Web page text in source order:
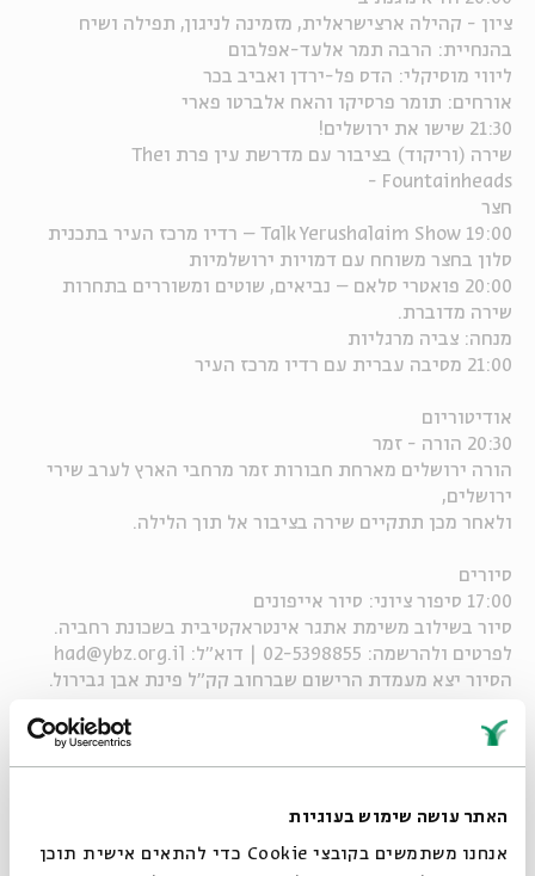
האתר עושה שימוש בעוגיות
אנחנו משתמשים בקובצי Cookie כדי להתאים אישית תוכן
ציון - קהילה ארצישראלית, מזמינה לניגון, תפילה ושיח
בהנחיית: הרבה תמר אלעד-אפלבום
ליווי מוסיקלי: הדס פל-ירדן ואביב בכר
אורחים: תומר פרסיקו והאח אלברטו פארי
21:30 שישו את ירושלים!
שירה (וריקוד) בציבור עם מדרשת עין פרת וThe
Fountainheads -
חצר
19:00 Talk Yerushalaim Show – רדיו מרכז העיר בתכנית
סלון בחצר משוחח עם דמויות ירושלמיות
20:00 פואטרי סלאם – נביאים, שוטים ומשוררים בתחרות
שירה מדוברת.
מנחה: צביה מרגליות
21:00 מסיבה עברית עם רדיו מרכז העיר
אודיטוריום
20:30 הורה - זמר
הורה ירושלים מארחת חבורות זמר מרחבי הארץ לערב שירי
ירושלים,
ולאחר מכן תתקיים שירה בציבור אל תוך הלילה.
סיורים
17:00 סיפור ציוני: סיור אייפונים
סיור בשילוב משימת אתגר אינטראקטיבית בשכונת רחביה.
לפרטים ולהרשמה: 02-5398855 | דוא"ל: had@ybz.org.il
הסיור יצא מעמדת הרישום שברחוב קק"ל פינת אבן גבירול.
שחקנים: צביה מרגליות, דורון פוקסמן